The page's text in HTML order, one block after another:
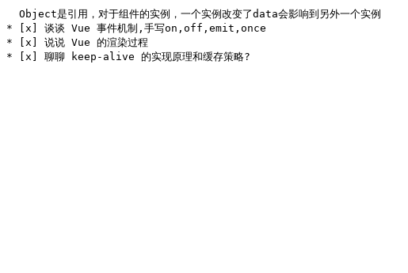
* [x] 谈谈 Vue 事件机制,手写on,off,emit,once
* [x] 说说 Vue 的渲染过程